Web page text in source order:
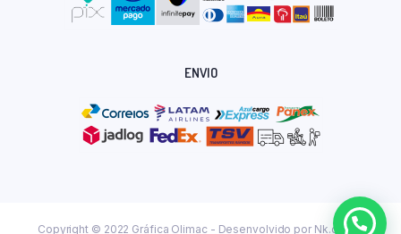
ENVIO
Copyright © 2022 Gráfica Olimac - Desenvolvido por Nk.dev.br